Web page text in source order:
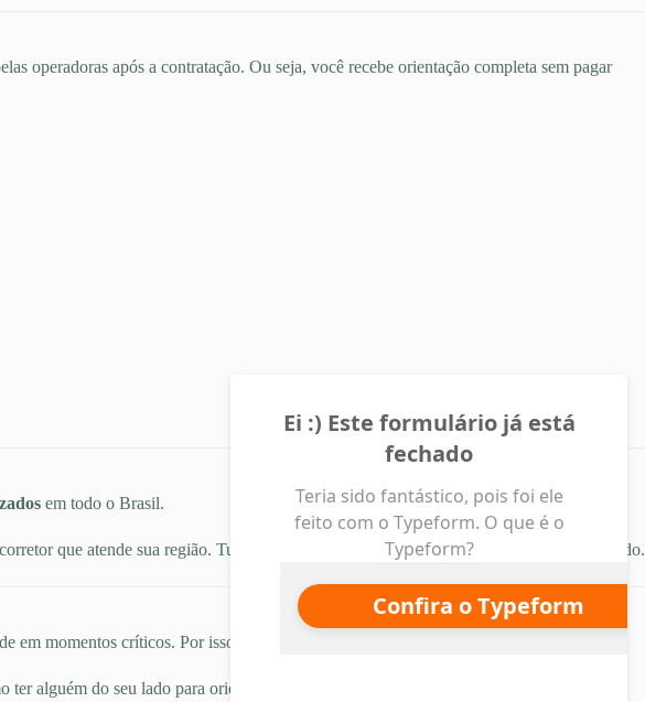
operadoras após a contratação. Ou seja, você recebe orientação completa sem pagar
em todo o Brasil.
que atende sua região. Tudo com segurança, privacidade e atendimento humanizado.
em momentos críticos. Por isso, não vale a pena fazer isso sozinho.
ter alguém do seu lado para orientar, comparar, negociar e acompanhar — sempre